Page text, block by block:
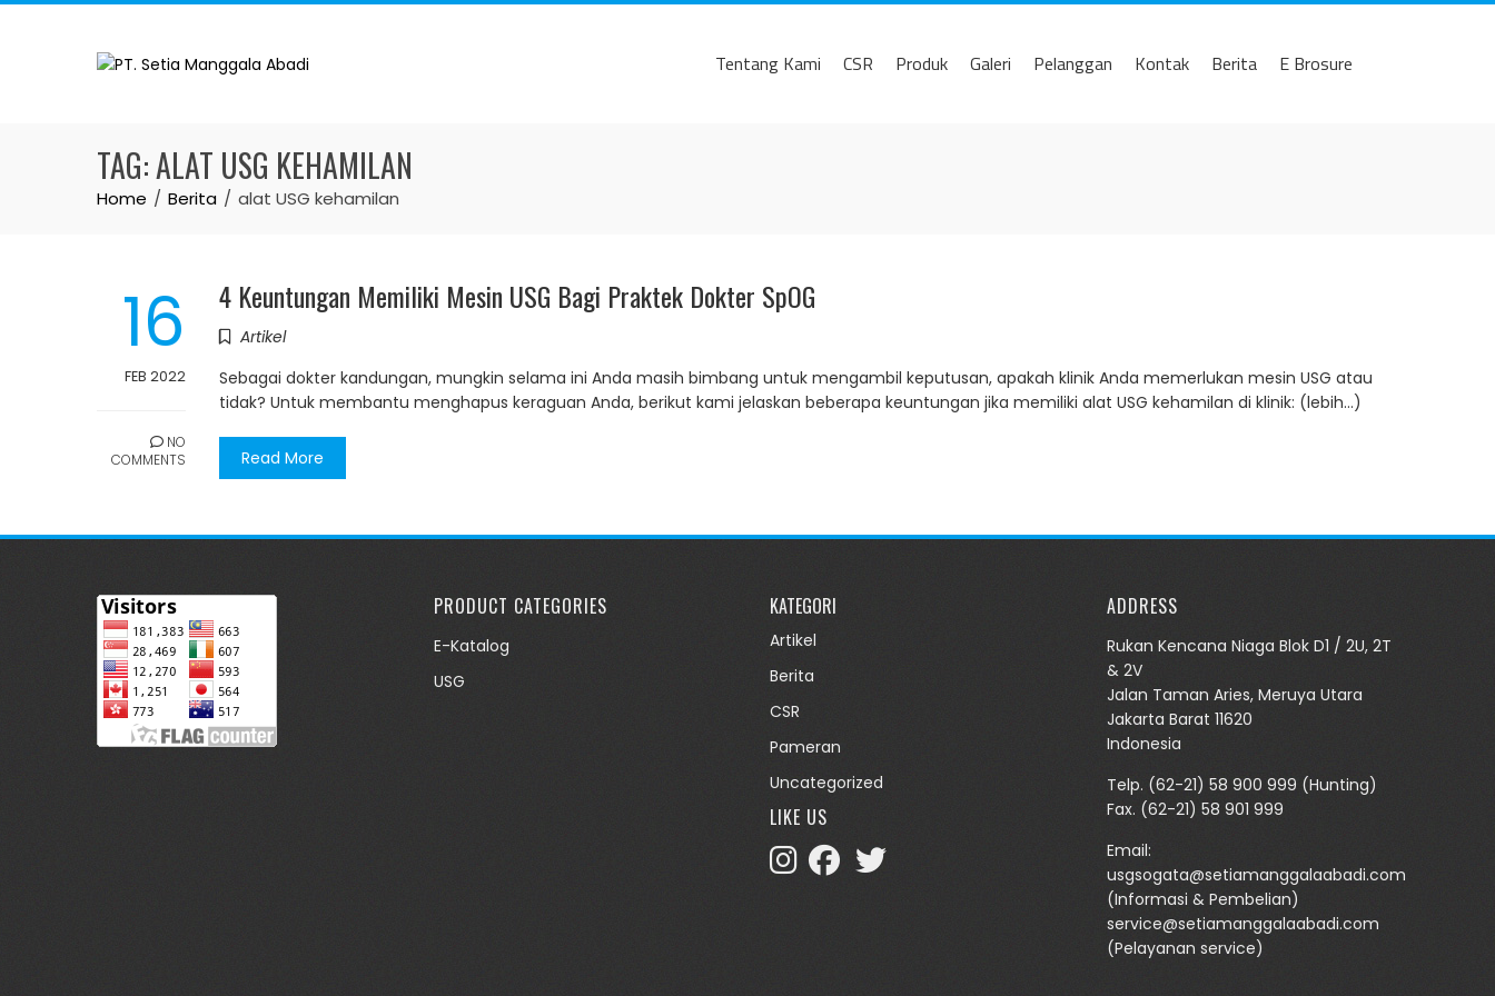
Skip
Tentang Kami CSR Produk Galeri Pelanggan Kontak Berita E Brosure
TAG:ALAT USG KEHAMILAN
Home Berita alat USG kehamilan
16
FEB 2022
NO
COMMENTS
4 Keuntungan Memiliki Mesin USG Bagi Praktek Dokter SpOG
Artikel
Sebagai dokter kandungan, mungkin selama ini Anda masih bimbang untuk mengambil keputusan, apakah klinik Anda memerlukan mesin USG atau
tidak? Untuk membantu menghapus keraguan Anda, berikut kami jelaskan beberapa keuntungan jika memiliki alat USG kehamilan di klinik: (lebih…)
Read More
PRODUCT CATEGORIES
E-Katalog
USG
KATEGORI
Artikel
Berita
CSR
Pameran
Uncategorized
LIKE US
ADDRESS
Rukan Kencana Niaga Blok D1 / 2U, 2T
& 2V
Jalan Taman Aries, Meruya Utara
Jakarta Barat 11620
Indonesia
Telp. (62-21) 58 900 999 (Hunting)
Fax. (62-21) 58 901 999
Email:
usgsogata@setiamanggalaabadi.com
(Informasi & Pembelian)
service@setiamanggalaabadi.com
(Pelayanan service)